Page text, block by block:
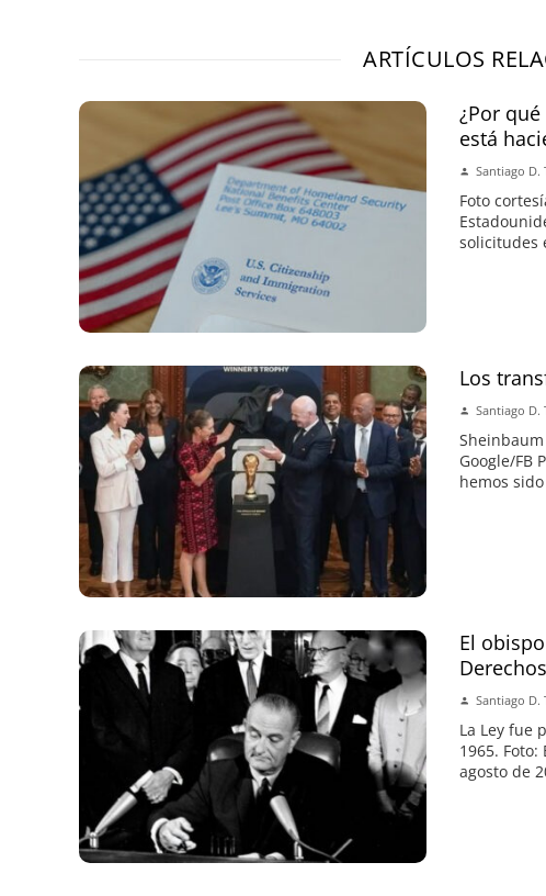
ARTÍCULOS
¿Por
está
Santiago D.
Foto
solicitudes
Los
Santiago D.
Google/FB
hemos
El
Santiago D.
La Ley fue
1965. Foto:
agosto de